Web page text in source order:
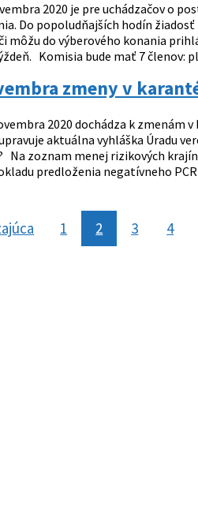
2020 je pre uchádzačov o
Do popoludňajších hodín
môžu do výberového konania
Komisia bude mať 7 členov:
zmeny v
2020 dochádza k zmenám
aktuálna vyhláška Úradu
Na zoznam menej rizikových
predloženia negatívneho
stránka
1 2 3 4